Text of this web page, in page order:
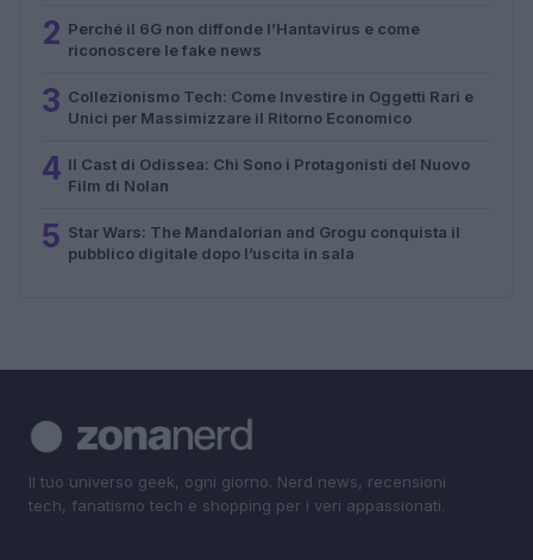
2 Perché il 6G non diffonde l’Hantavirus e come
riconoscere le fake news
3 Collezionismo Tech: Come Investire in Oggetti Rari e
Unici per Massimizzare il Ritorno Economico
4 Il Cast di Odissea: Chi Sono i Protagonisti del Nuovo
Film di Nolan
5 Star Wars: The Mandalorian and Grogu conquista il
pubblico digitale dopo l’uscita in sala
Il tuo universo geek, ogni giorno. Nerd news, recensioni
tech, fanatismo tech e shopping per i veri appassionati.